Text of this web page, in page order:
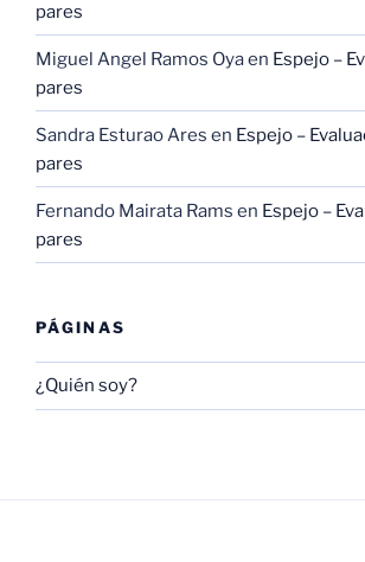
pares
Miguel Angel Ramos Oyaen Espejo –
pares
Sandra Esturao Ares en Espejo –
pares
Fernando Mairata Rams en Espejo –
pares
PÁGINAS
¿Quién soy?